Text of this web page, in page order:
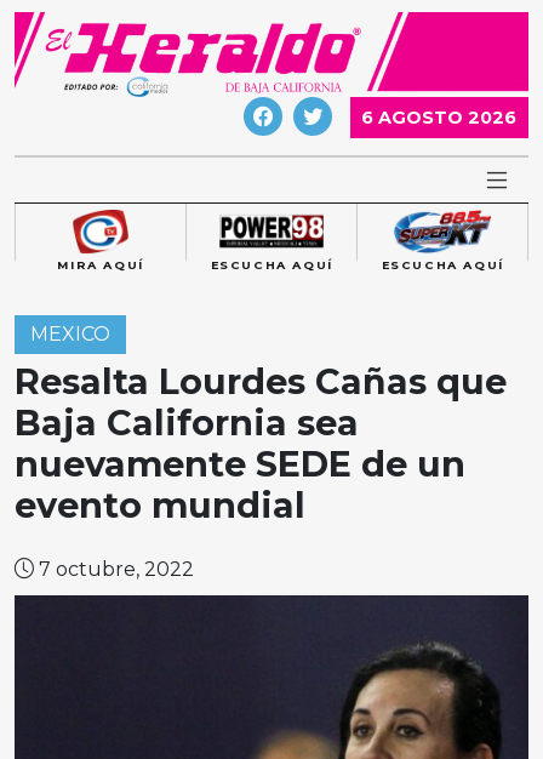
Skip
content
6 AGOSTO 2026
MIRA AQUÍ ESCUCHA AQUÍ ESCUCHA AQUÍ
MEXICO
Resalta Lourdes Cañas que
Baja California sea
nuevamente SEDE de un
evento mundial
7 octubre, 2022